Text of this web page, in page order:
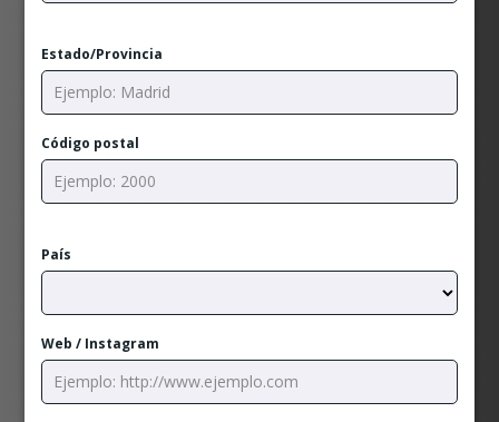
Estado/Provincia
Código postal
País
Web / Instagram